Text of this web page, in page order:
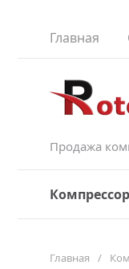
Главная
Продажа
Главная /